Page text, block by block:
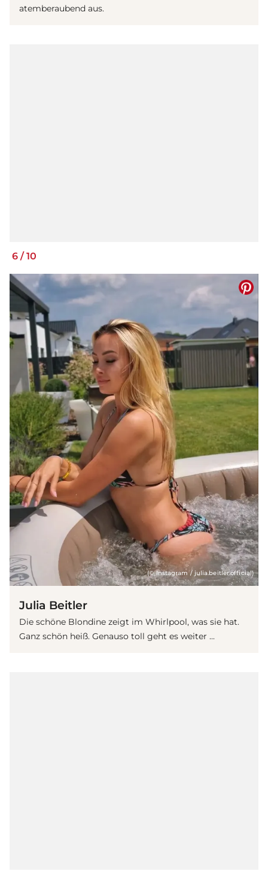
atemberaubend aus.
6 / 10
(© Instagram / julia.beitler.official)
Julia Beitler
Die schöne Blondine zeigt im Whirlpool, was sie hat.
Ganz schön heiß. Genauso toll geht es weiter ...